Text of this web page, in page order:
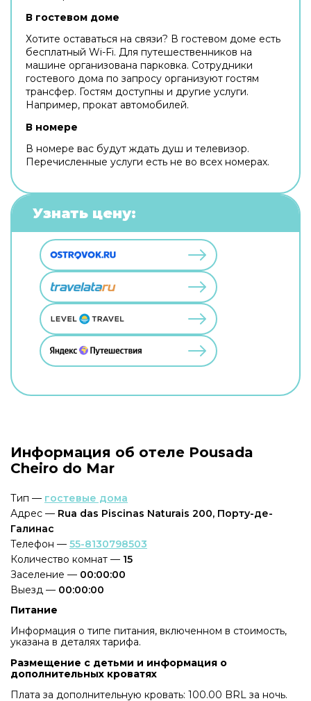
В гостевом доме
Хотите оставаться на связи? В гостевом доме есть
бесплатный Wi-Fi. Для путешественников на
машине организована парковка. Сотрудники
гостевого дома по запросу организуют гостям
трансфер. Гостям доступны и другие услуги.
Например, прокат автомобилей.
В номере
В номере вас будут ждать душ и телевизор.
Перечисленные услуги есть не во всех номерах.
Узнать цену:
Информация об отеле Pousada
Cheiro do Mar
Тип — гостевые дома
Адрес — Rua das Piscinas Naturais 200, Порту-де-
Галинас
Телефон — 55-8130798503
Количество комнат — 15
Заселение — 00:00:00
Выезд — 00:00:00
Питание
Информация о типе питания, включенном в стоимость,
указана в деталях тарифа.
Размещение с детьми и информация о
дополнительных кроватях
Плата за дополнительную кровать: 100.00 BRL за ночь.